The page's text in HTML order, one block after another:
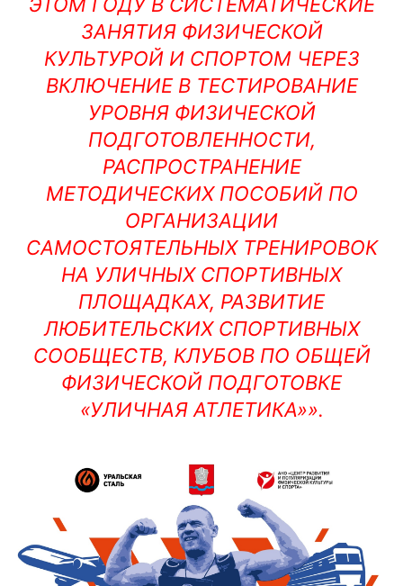
ЗАНЯТИЯ ФИЗИЧЕСКОЙ
КУЛЬТУРОЙ И СПОРТОМ ЧЕРЕЗ
ВКЛЮЧЕНИЕ В ТЕСТИРОВАНИЕ
УРОВНЯ ФИЗИЧЕСКОЙ
ПОДГОТОВЛЕННОСТИ,
РАСПРОСТРАНЕНИЕ
МЕТОДИЧЕСКИХ ПОСОБИЙ ПО
ОРГАНИЗАЦИИ
САМОСТОЯТЕЛЬНЫХ ТРЕНИРОВОК
НА УЛИЧНЫХ СПОРТИВНЫХ
ПЛОЩАДКАХ, РАЗВИТИЕ
ЛЮБИТЕЛЬСКИХ СПОРТИВНЫХ
СООБЩЕСТВ, КЛУБОВ ПО ОБЩЕЙ
ФИЗИЧЕСКОЙ ПОДГОТОВКЕ
«УЛИЧНАЯ АТЛЕТИКА»».